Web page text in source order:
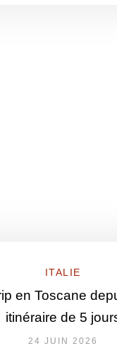
ITALIE
en Toscane
itinéraire de 5
24 JUIN 2026